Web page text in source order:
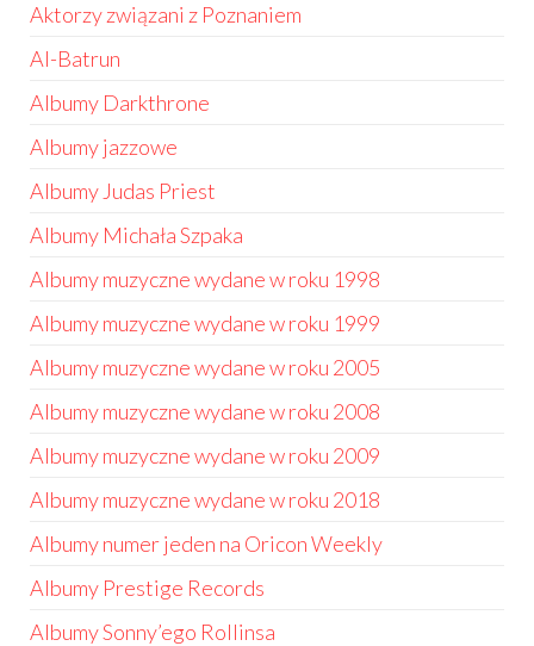
Aktorzy związani z Poznaniem
Al-Batrun
Albumy Darkthrone
Albumy jazzowe
Albumy Judas Priest
Albumy Michała Szpaka
Albumy muzyczne wydane w roku 1998
Albumy muzyczne wydane w roku 1999
Albumy muzyczne wydane w roku 2005
Albumy muzyczne wydane w roku 2008
Albumy muzyczne wydane w roku 2009
Albumy muzyczne wydane w roku 2018
Albumy numer jeden na Oricon Weekly
Albumy Prestige Records
Albumy Sonny’ego Rollinsa